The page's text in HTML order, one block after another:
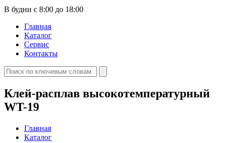
В будни с 8:00 до 18:00
Главная
Каталог
Сервис
Контакты
Клей-расплав высокотемпературный
WT-19
Главная
Каталог